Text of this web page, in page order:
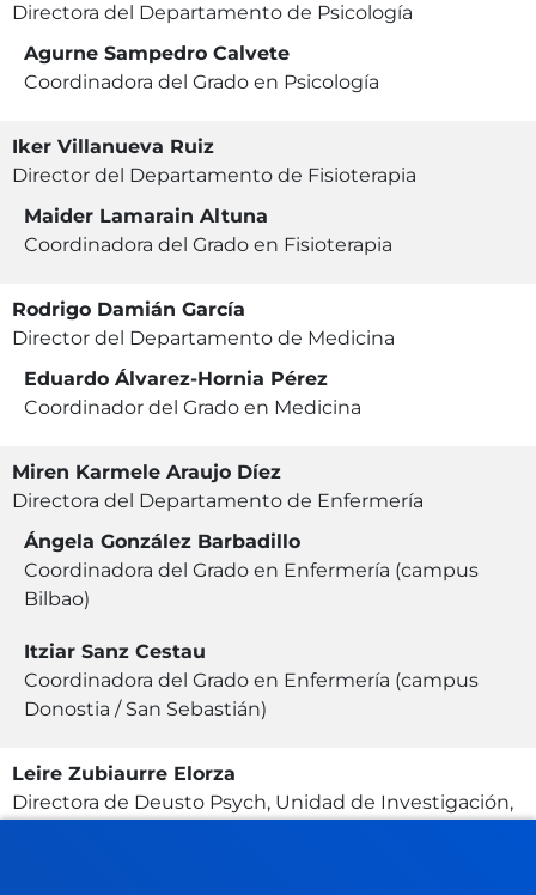
Directora del Departamento de Psicología
Agurne Sampedro Calvete
Coordinadora del Grado en Psicología
Iker Villanueva Ruiz
Director del Departamento de Fisioterapia
Maider Lamarain Altuna
Coordinadora del Grado en Fisioterapia
Rodrigo Damián García
Director del Departamento de Medicina
Eduardo Álvarez-Hornia Pérez
Coordinador del Grado en Medicina
Miren Karmele Araujo Díez
Directora del Departamento de Enfermería
Ángela González Barbadillo
Coordinadora del Grado en Enfermería (campus
Bilbao)
Itziar Sanz Cestau
Coordinadora del Grado en Enfermería (campus
Donostia / San Sebastián)
Leire Zubiaurre Elorza
Directora de Deusto Psych, Unidad de Investigación,